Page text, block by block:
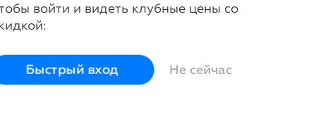
войти и видеть клубные цены со
Быстрый вход Не сейчас